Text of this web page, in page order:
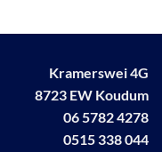
Kramerswei 4G
8723 EW Koudum
06 5782 4278
0515 338 044